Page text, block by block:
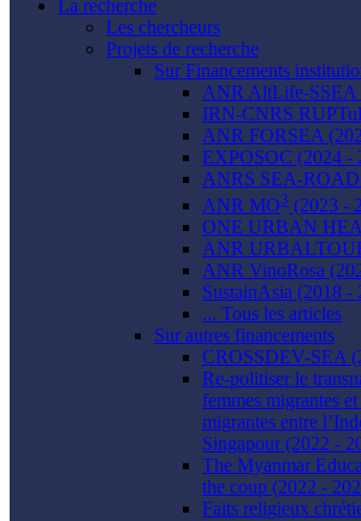
La recherche
Les chercheurs
Projets de recherche
Sur Financements
ANR AltLife-SSEA
IRN-CNRS
ANR FORSEA
EXPOSOC (2024 -
ANRS SEA-
ANR MO3 (2023 -
ONE URBAN
ANR
ANR VinoRosa
SustainAsia (2018 -
... Tous les articles
Sur autres financements
CROSSDEV-SEA
Re-politiser le
femmes migrantes
migrantes entre
Singapour (2022 -
The Myanmar
the coup (2022 -
Faits religieux